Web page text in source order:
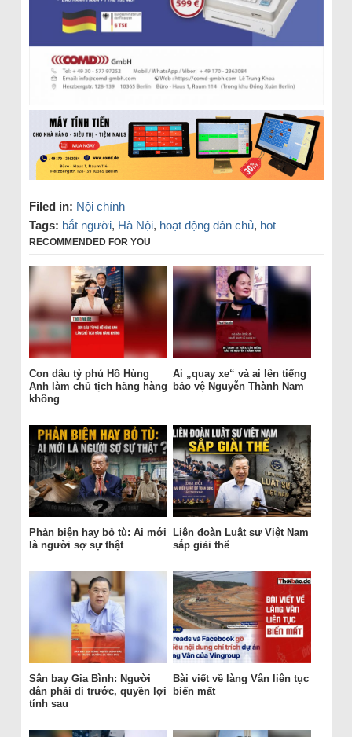
Filed in: Nội chính
Tags: bắt người, Hà Nội, hoạt động dân chủ, hot
RECOMMENDED FOR YOU
Con dâu tỷ phú Hồ Hùng
Anh làm chủ tịch hãng hàng
không
Ai „quay xe“ và ai lên tiếng
bảo vệ Nguyễn Thành Nam
Phản biện hay bỏ tù: Ai mới
là người sợ sự thật
Liên đoàn Luật sư Việt Nam
sắp giải thể
Sân bay Gia Bình: Người
dân phải đi trước, quyền lợi
tính sau
Bài viết về làng Vân liên tục
biến mất